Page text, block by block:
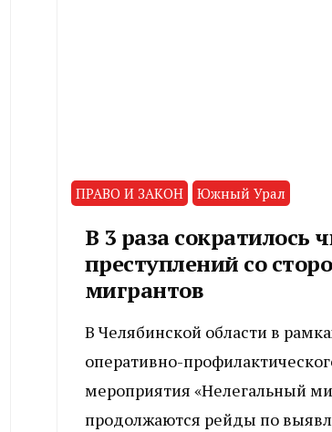
ПРАВО И ЗАКОН Южный Урал
В 3 раза сократилось
преступлений со
мигрантов
В Челябинской области в
оперативно-
мероприятия «Нелегальный
продолжаются рейды по